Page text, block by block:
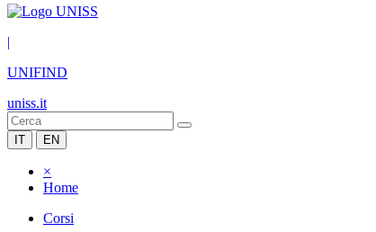
|
UNIFIND
uniss.it
IT EN
×
Home
Corsi